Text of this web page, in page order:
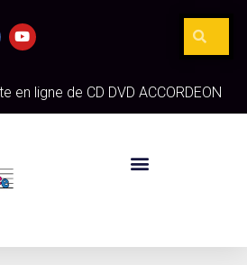
en ligne de CD DVD ACCORDEON